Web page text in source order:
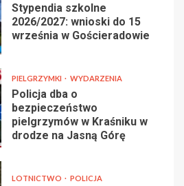
Stypendia szkolne
2026/2027: wnioski do 15
września w Gościeradowie
PIELGRZYMKI WYDARZENIA
Policja dba o
bezpieczeństwo
pielgrzymów w Kraśniku w
drodze na Jasną Górę
LOTNICTWO POLICJA